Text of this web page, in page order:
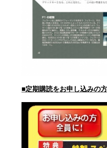
■定期購読をお申し込みの